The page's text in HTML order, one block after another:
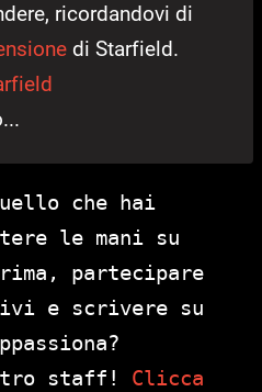
ricordandovi di
di Starfield.
che hai
le mani su
partecipare
e scrivere su
staff! Clicca